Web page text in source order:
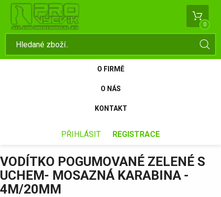
0
O FIRMĚ
O NÁS
KONTAKT
PŘIHLÁSIT REGISTRACE
VODÍTKO POGUMOVANÉ ZELENÉ S
UCHEM- MOSAZNÁ KARABINA -
4M/20MM